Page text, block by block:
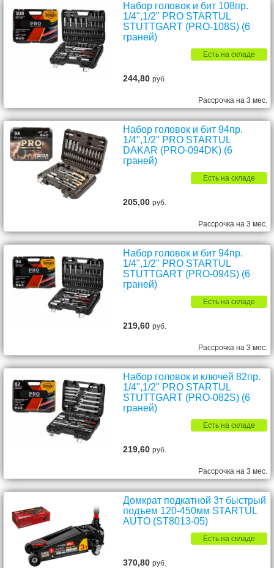
Набор головок и бит 108пр.
1/4",1/2" PRO STARTUL
STUTTGART (PRO-108S) (6
граней)
Есть на складе
244,80руб.
Рассрочка на 3 мес.
Набор головок и бит 94пр.
1/4",1/2" PRO STARTUL
DAKAR (PRO-094DK) (6
граней)
Есть на складе
205,00руб.
Рассрочка на 3 мес.
Набор головок и бит 94пр.
1/4",1/2" PRO STARTUL
STUTTGART (PRO-094S) (6
граней)
Есть на складе
219,60руб.
Рассрочка на 3 мес.
Набор головок и ключей 82пр.
1/4",1/2" PRO STARTUL
STUTTGART (PRO-082S) (6
граней)
Есть на складе
219,60руб.
Рассрочка на 3 мес.
Домкрат подкатной 3т быстрый
подъем 120-450мм STARTUL
AUTO (ST8013-05)
Есть на складе
370,80руб.